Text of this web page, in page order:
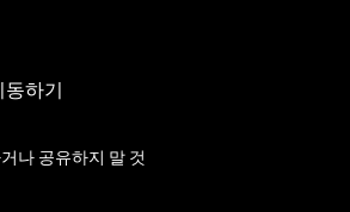
하기
나 공유하지 말 것